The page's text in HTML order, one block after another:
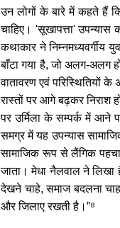
उन लोगों के बारे में कहते हैं
चाहिए। 'सूखापत्ता'
कथाकार ने निम्नमध्यवर्गीय
बाँटा गया है, जो अलग-अलग
वातावरण एवं परिस्थितियों
रास्तों पर आगे बढ़कर निराश
पर उर्मिला के सम्पर्क में आने
समग्र में यह उपन्यास
सामाजिक रूप से लैंगिक
जाता। मेधा नैलवाल ने लिखा
देखने चाहे, समाज बदलना
और जिलाए रखती है।”⁸